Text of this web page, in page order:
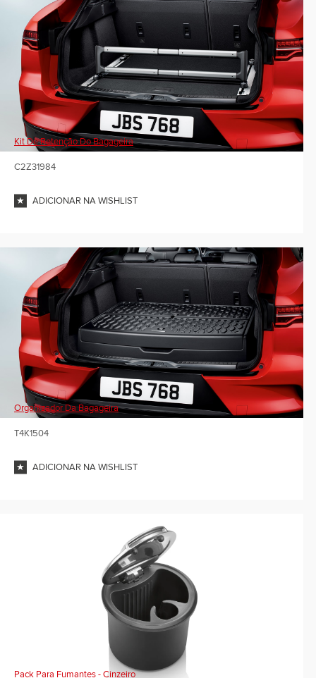
Kit De Retenção Do Bagageira
C2Z31984
ADICIONAR NA WISHLIST
Organizador Da Bagageira
T4K1504
ADICIONAR NA WISHLIST
Pack Para Fumantes - Cinzeiro